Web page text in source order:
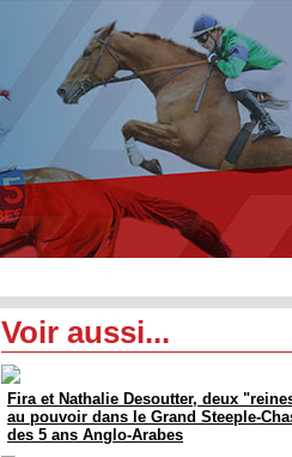
Voir aussi...
Fira et Nathalie Desoutter, deux
au pouvoir dans le Grand Steeple-
des 5 ans Anglo-Arabes